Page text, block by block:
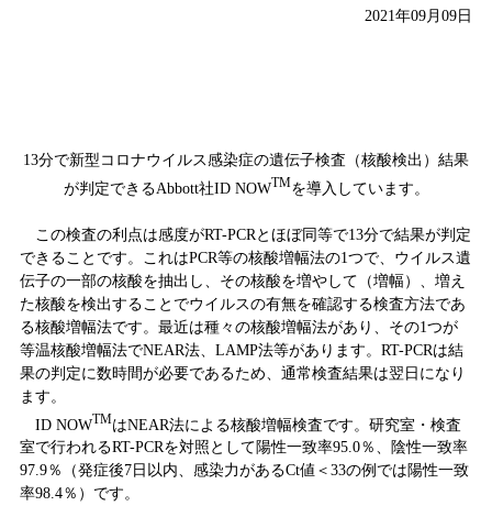
2021年09月09日
13分で新型コロナウイルス感染症の遺伝子検査（核酸検出）結果
が判定できるAbbott社ID NOWTMを導入しています。
この検査の利点は感度がRT-PCRとほぼ同等で13分で結果が判定
できることです。これはPCR等の核酸増幅法の1つで、ウイルス遺
伝子の一部の核酸を抽出し、その核酸を増やして（増幅）、増え
た核酸を検出することでウイルスの有無を確認する検査方法であ
る核酸増幅法です。最近は種々の核酸増幅法があり、その1つが
等温核酸増幅法でNEAR法、LAMP法等があります。RT-PCRは結
果の判定に数時間が必要であるため、通常検査結果は翌日になり
ます。
ID NOWTMはNEAR法による核酸増幅検査です。研究室・検査
室で行われるRT-PCRを対照として陽性一致率95.0％、陰性一致率
97.9％（発症後7日以内、感染力があるCt値＜33の例では陽性一致
率98.4％）です。